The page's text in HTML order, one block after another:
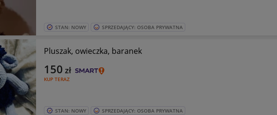
STAN: NOWY SPRZEDAJĄCY: OSOBA PRYWATNA
Pluszak, owieczka, baranek
KUP TERAZ
150 zł
STAN: NOWY SPRZEDAJĄCY: OSOBA PRYWATNA